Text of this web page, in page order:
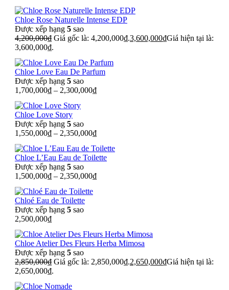
Chloe Rose Naturelle Intense EDP
Được xếp hạng 5 sao
4,200,000₫ Giá gốc là: 4,200,000₫.3,600,000₫Giá hiện tại là:
3,600,000₫.
Chloe Love Eau De Parfum
Được xếp hạng 5 sao
1,700,000₫ – 2,300,000₫
Chloe Love Story
Được xếp hạng 5 sao
1,550,000₫ – 2,350,000₫
Chloe L’Eau Eau de Toilette
Được xếp hạng 5 sao
1,500,000₫ – 2,350,000₫
Chloé Eau de Toilette
Được xếp hạng 5 sao
2,500,000₫
Chloe Atelier Des Fleurs Herba Mimosa
Được xếp hạng 5 sao
2,850,000₫ Giá gốc là: 2,850,000₫.2,650,000₫Giá hiện tại là:
2,650,000₫.